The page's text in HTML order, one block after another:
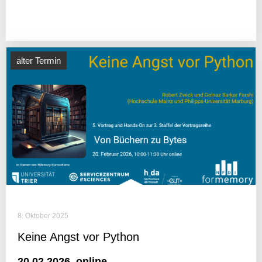
alter Termin
8. Oktober 2025
Keine Angst vor Python